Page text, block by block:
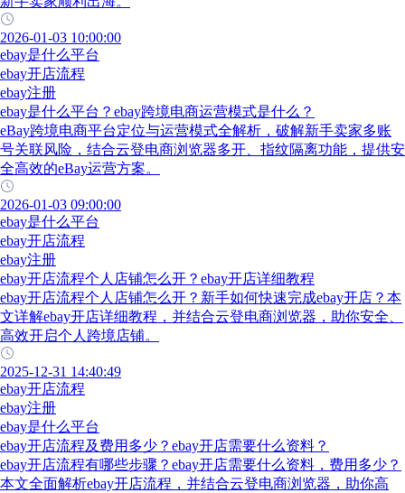
2026-01-03 10:00:00
ebay是什么平台
ebay开店流程
ebay注册
ebay是什么平台？ebay跨境电商运营模式是什么？
eBay跨境电商平台定位与运营模式全解析，破解新手卖家多账
号关联风险，结合云登电商浏览器多开、指纹隔离功能，提供安
全高效的eBay运营方案。
2026-01-03 09:00:00
ebay是什么平台
ebay开店流程
ebay注册
ebay开店流程个人店铺怎么开？ebay开店详细教程
ebay开店流程个人店铺怎么开？新手如何快速完成ebay开店？本
文详解ebay开店详细教程，并结合云登电商浏览器，助你安全、
高效开启个人跨境店铺。
2025-12-31 14:40:49
ebay开店流程
ebay注册
ebay是什么平台
ebay开店流程及费用多少？ebay开店需要什么资料？
ebay开店流程有哪些步骤？ebay开店需要什么资料，费用多少？
本文全面解析ebay开店流程，并结合云登电商浏览器，助你高